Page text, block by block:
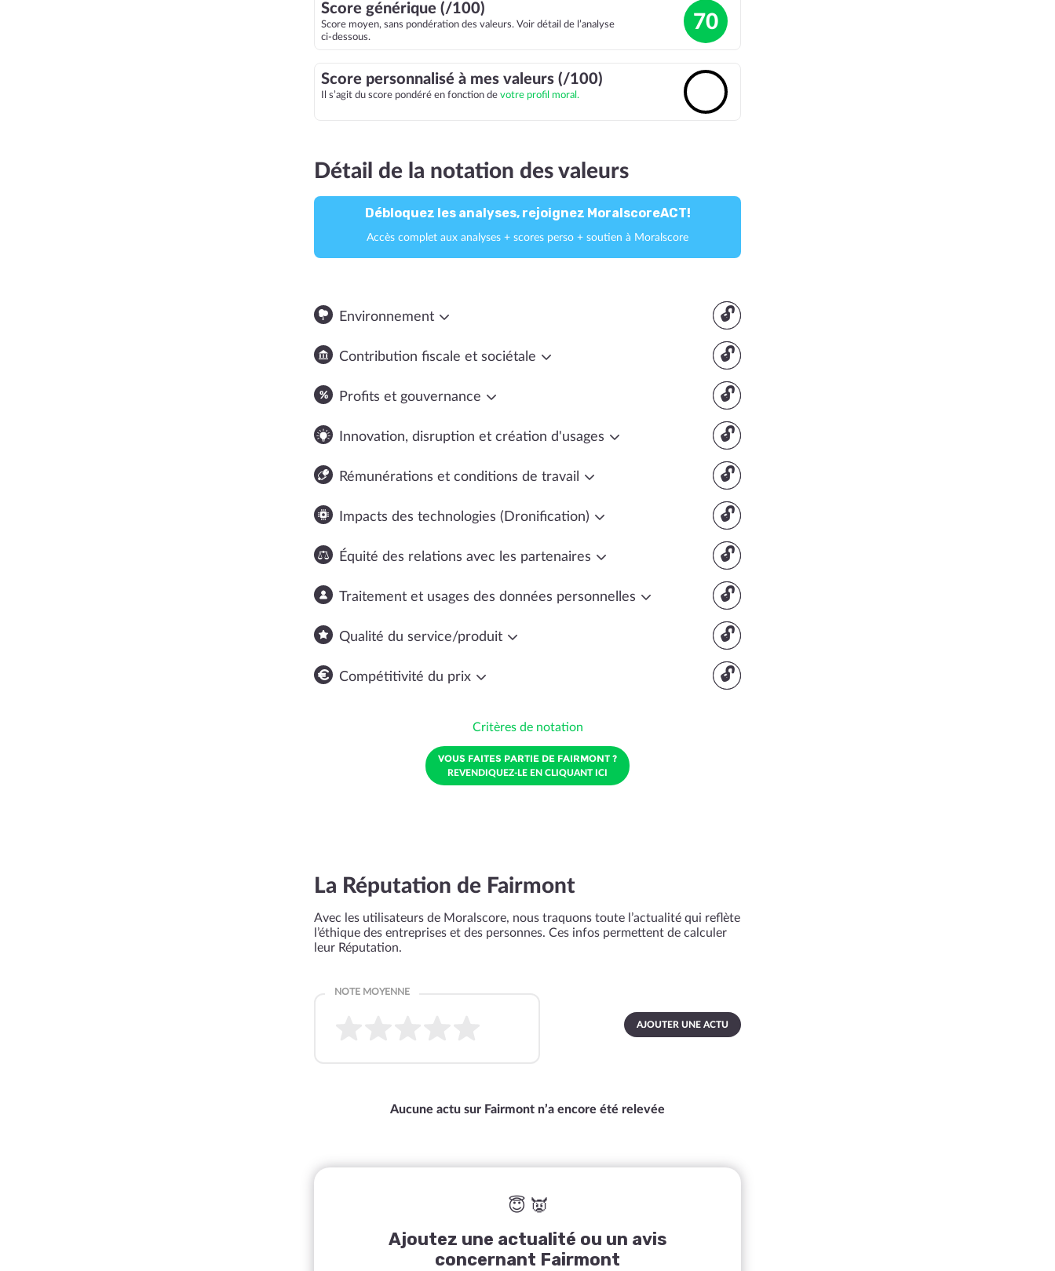
Score générique (/100)
Score moyen, sans pondération des valeurs. Voir détail de l’analyse
ci-dessous.
70
Score personnalisé à mes valeurs (/100)
Il s’agit du score pondéré en fonction de votre profil moral.
Détail de la notation des valeurs
Débloquez les analyses, rejoignez MoralscoreACT!
Accès complet aux analyses + scores perso + soutien à Moralscore
🔓
Environnement
🔓
Contribution fiscale et sociétale
🔓
Profits et gouvernance
🔓
Innovation, disruption et création d'usages
🔓
Rémunérations et conditions de travail
🔓
Impacts des technologies (Dronification)
🔓
Équité des relations avec les partenaires
🔓
Traitement et usages des données personnelles
🔓
Qualité du service/produit
🔓
Compétitivité du prix
Critères de notation
VOUS FAITES PARTIE DE FAIRMONT ?
REVENDIQUEZ-LE EN CLIQUANT ICI
La Réputation de Fairmont
Avec les utilisateurs de Moralscore, nous traquons toute l’actualité qui reflète
l’éthique des entreprises et des personnes. Ces infos permettent de calculer
leur Réputation.
AJOUTER UNE ACTU
Aucune actu sur Fairmont n’a encore été relevée
😇 👿
Ajoutez une actualité ou un avis
concernant Fairmont